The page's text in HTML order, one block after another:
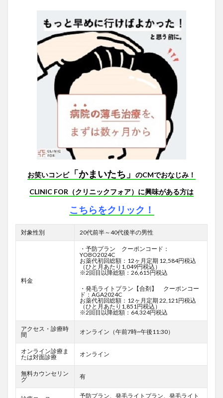
お笑いコンビ「かまいたち」 のCMでおなじみ！
CLINIC FOR（クリニックフォア）に興味がある方は
こちらをクリック！
対象性別 20代前半～40代後半の男性
料金
・予防プラン クーポンコード：
YOBO2024C
お薬代初回総額：12ヶ月定期 12,584円税込
（ひと月あたり1,049円税込）
※2回目以降総額：26,615円税込
・発毛ライトプラン【合剤】 クーポンコー
ド：AGA2024C
お薬代初回総額：12ヶ月定期 22,121円税込
（ひと月あたり1,851円税込）
※2回目以降総額：64,324円税込
アクセス・診療時
間
オンライン（午前7時~午後11:30）
オンライン診療ま
たは対面診療
オンライン
無料カウンセリン
グ
有
予防プラン、発毛ライトプラン、発毛ライト